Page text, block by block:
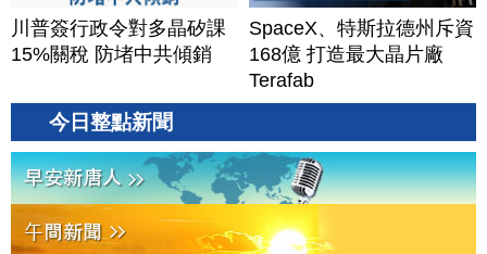
川普簽行政令對多晶矽課
15%關稅 防堵中共傾銷
SpaceX、特斯拉德州斥資
168億 打造最大晶片廠
Terafab
今日整點新聞